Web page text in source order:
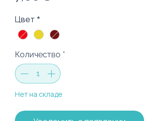
Цвет *
Количество *
Нет на складе